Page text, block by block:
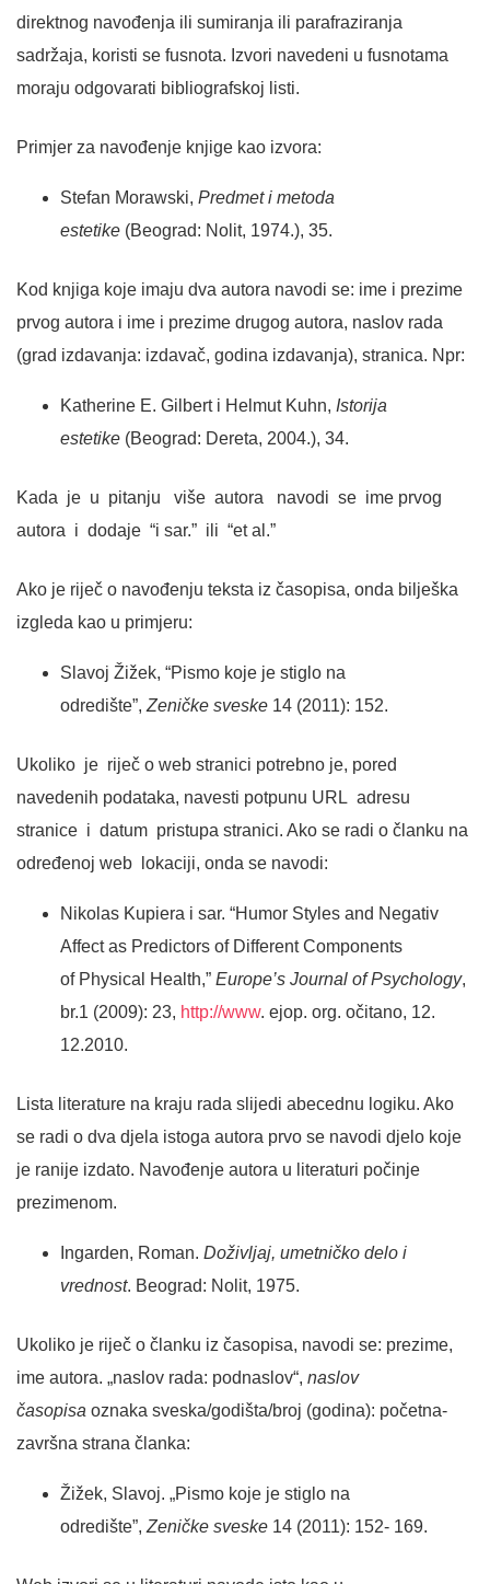
direktnog navođenja ili sumiranja ili parafraziranja
sadržaja, koristi se fusnota. Izvori navedeni u fusnotama
moraju odgovarati bibliografskoj listi.
Primjer za navođenje knjige kao izvora:
Stefan Morawski, Predmet i metoda
estetike (Beograd: Nolit, 1974.), 35.
Kod knjiga koje imaju dva autora navodi se: ime i prezime
prvog autora i ime i prezime drugog autora, naslov rada
(grad izdavanja: izdavač, godina izdavanja), stranica. Npr:
Katherine E. Gilbert i Helmut Kuhn, Istorija
estetike (Beograd: Dereta, 2004.), 34.
Kada je u pitanju više autora navodi se ime prvog
autora i dodaje “i sar.” ili “et al.”
Ako je riječ o navođenju teksta iz časopisa, onda bilješka
izgleda kao u primjeru:
Slavoj Žižek, “Pismo koje je stiglo na
odredište”, Zeničke sveske 14 (2011): 152.
Ukoliko je riječ o web stranici potrebno je, pored
navedenih podataka, navesti potpunu URL adresu
stranice i datum pristupa stranici. Ako se radi o članku na
određenoj web lokaciji, onda se navodi:
Nikolas Kupiera i sar. “Humor Styles and Negativ
Affect as Predictors of Different Components
of Physical Health,” Europe’s Journal of Psychology,
br.1 (2009): 23, http://www. ejop. org. očitano, 12.
12.2010.
Lista literature na kraju rada slijedi abecednu logiku. Ako
se radi o dva djela istoga autora prvo se navodi djelo koje
je ranije izdato. Navođenje autora u literaturi počinje
prezimenom.
Ingarden, Roman. Doživljaj, umetničko delo i
vrednost. Beograd: Nolit, 1975.
Ukoliko je riječ o članku iz časopisa, navodi se: prezime,
ime autora. „naslov rada: podnaslov“, naslov
časopisa oznaka sveska/godišta/broj (godina): početna-
završna strana članka:
Žižek, Slavoj. „Pismo koje je stiglo na
odredište”, Zeničke sveske 14 (2011): 152- 169.